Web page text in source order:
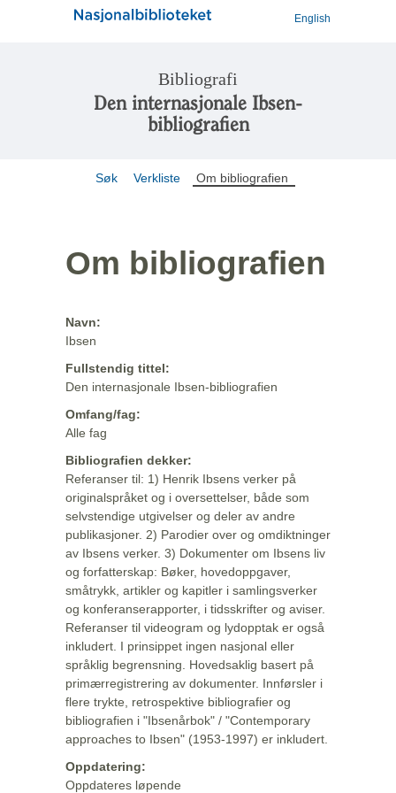
English
Bibliografi
Den internasjonale Ibsen-
bibliografien
Søk Verkliste Om bibliografien
Om bibliografien
Navn:
Ibsen
Fullstendig tittel:
Den internasjonale Ibsen-bibliografien
Omfang/fag:
Alle fag
Bibliografien dekker:
Referanser til: 1) Henrik Ibsens verker på
originalspråket og i oversettelser, både som
selvstendige utgivelser og deler av andre
publikasjoner. 2) Parodier over og omdiktninger
av Ibsens verker. 3) Dokumenter om Ibsens liv
og forfatterskap: Bøker, hovedoppgaver,
småtrykk, artikler og kapitler i samlingsverker
og konferanserapporter, i tidsskrifter og aviser.
Referanser til videogram og lydopptak er også
inkludert. I prinsippet ingen nasjonal eller
språklig begrensning. Hovedsaklig basert på
primærregistrering av dokumenter. Innførsler i
flere trykte, retrospektive bibliografier og
bibliografien i "Ibsenårbok" / "Contemporary
approaches to Ibsen" (1953-1997) er inkludert.
Oppdatering:
Oppdateres løpende